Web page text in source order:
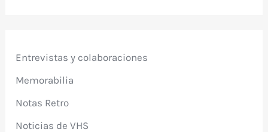
Entrevistas y colaboraciones
Memorabilia
Notas Retro
Noticias de VHS